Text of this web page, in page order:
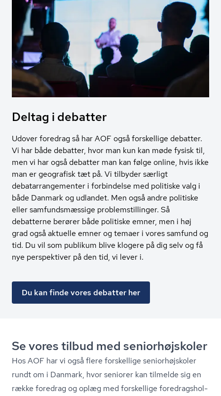
Deltag i debatter
Udover foredrag så har AOF også forskellige debatter.
Vi har både debatter, hvor man kun kan møde fysisk til,
men vi har også debatter man kan følge online, hvis ikke
man er geografisk tæt på. Vi tilbyder særligt
debatarrangementer i forbindelse med politiske valg i
både Danmark og udlandet. Men også andre politiske
eller samfundsmæssige problemstillinger. Så
debatterne berører både politiske emner, men i høj
grad også aktuelle emner og temaer i vores samfund og
tid. Du vil som publikum blive klogere på dig selv og få
nye perspektiver på den tid, vi lever i.
Du kan finde vores debatter her
Se vores tilbud med se­ni­o­r­højsko­ler
Hos AOF har vi også flere forskellige se­ni­o­r­højsko­ler
rundt om i Danmark, hvor seniorer kan tilmelde sig en
række foredrag og oplæg med forskellige fored­rags­hol­